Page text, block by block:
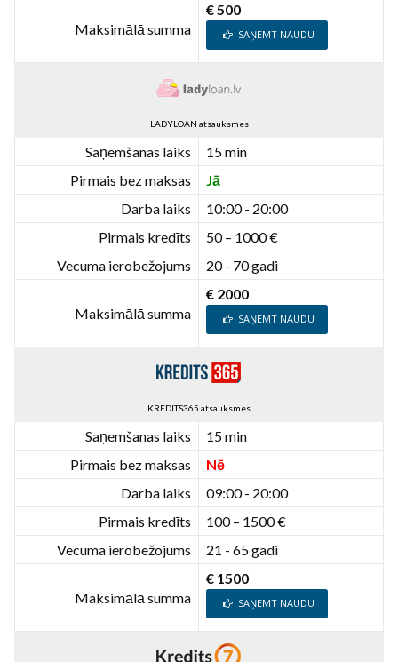
Maksimālā summa
€ 500
SAŅEMT NAUDU
LADYLOAN atsauksmes
Saņemšanas laiks
15 min
Pirmais bez maksas
Jā
Darba laiks
10:00 - 20:00
Pirmais kredīts
50 – 1000 €
Vecuma ierobežojums
20 - 70 gadi
Maksimālā summa
€ 2000
SAŅEMT NAUDU
KREDITS365 atsauksmes
Saņemšanas laiks
15 min
Pirmais bez maksas
Nē
Darba laiks
09:00 - 20:00
Pirmais kredīts
100 – 1500 €
Vecuma ierobežojums
21 - 65 gadi
Maksimālā summa
€ 1500
SAŅEMT NAUDU